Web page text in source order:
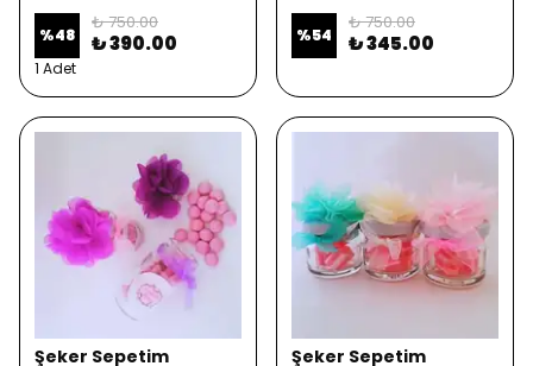
%48
₺ 750.00
₺ 390.00
1 Adet
%54
₺ 750.00
₺ 345.00
Şeker Sepetim Şeker Sepetim